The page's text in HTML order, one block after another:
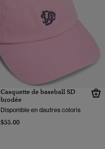
Casquette de baseball SD
brodée
Disponible en dautres coloris
$55.00